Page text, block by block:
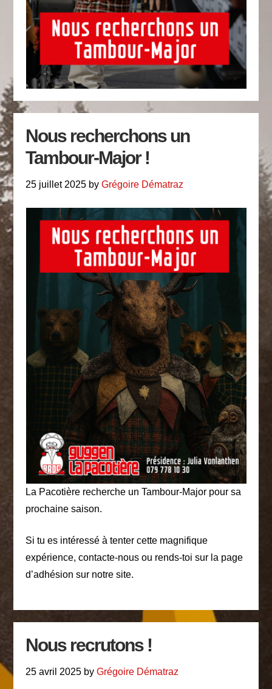
Nous recherchons un
Tambour-Major !
25 juillet 2025 byGrégoire Dématraz
La Pacotière recherche un Tambour-Major pour sa
prochaine saison.
Si tu es intéressé à tenter cette magnifique
expérience, contacte-nous ou rends-toi sur la page
d’adhésion sur notre site.
Nous recrutons !
25 avril 2025 byGrégoire Dématraz